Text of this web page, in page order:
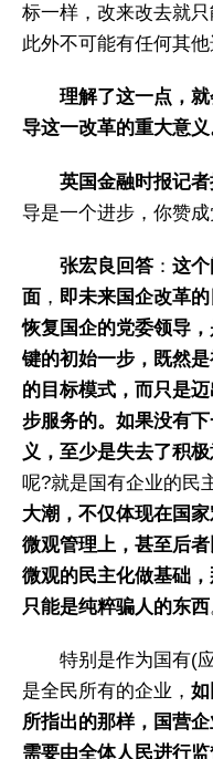
标一样，改来改去就
此外不可能有任何其他
理解了这一点，
导这一改革的重大意义
英国金融时报记者
导是一个进步，你赞
张宏良回答 ： 这
面 ， 即未来国企改革
恢复国企的党委领导
键的初始一步，既然
的目标模式，而只是
步服务的。 如果没有
义，至少是失去了积
呢?就是国有企业的民
大潮，不仅体现在国
微观管理上，甚至后
微观的民主化做基础
只能是纯粹骗人的东西
特别是作为国有(
是全民所有的企业，
所指出的那样，国营
需要由全体人民进行